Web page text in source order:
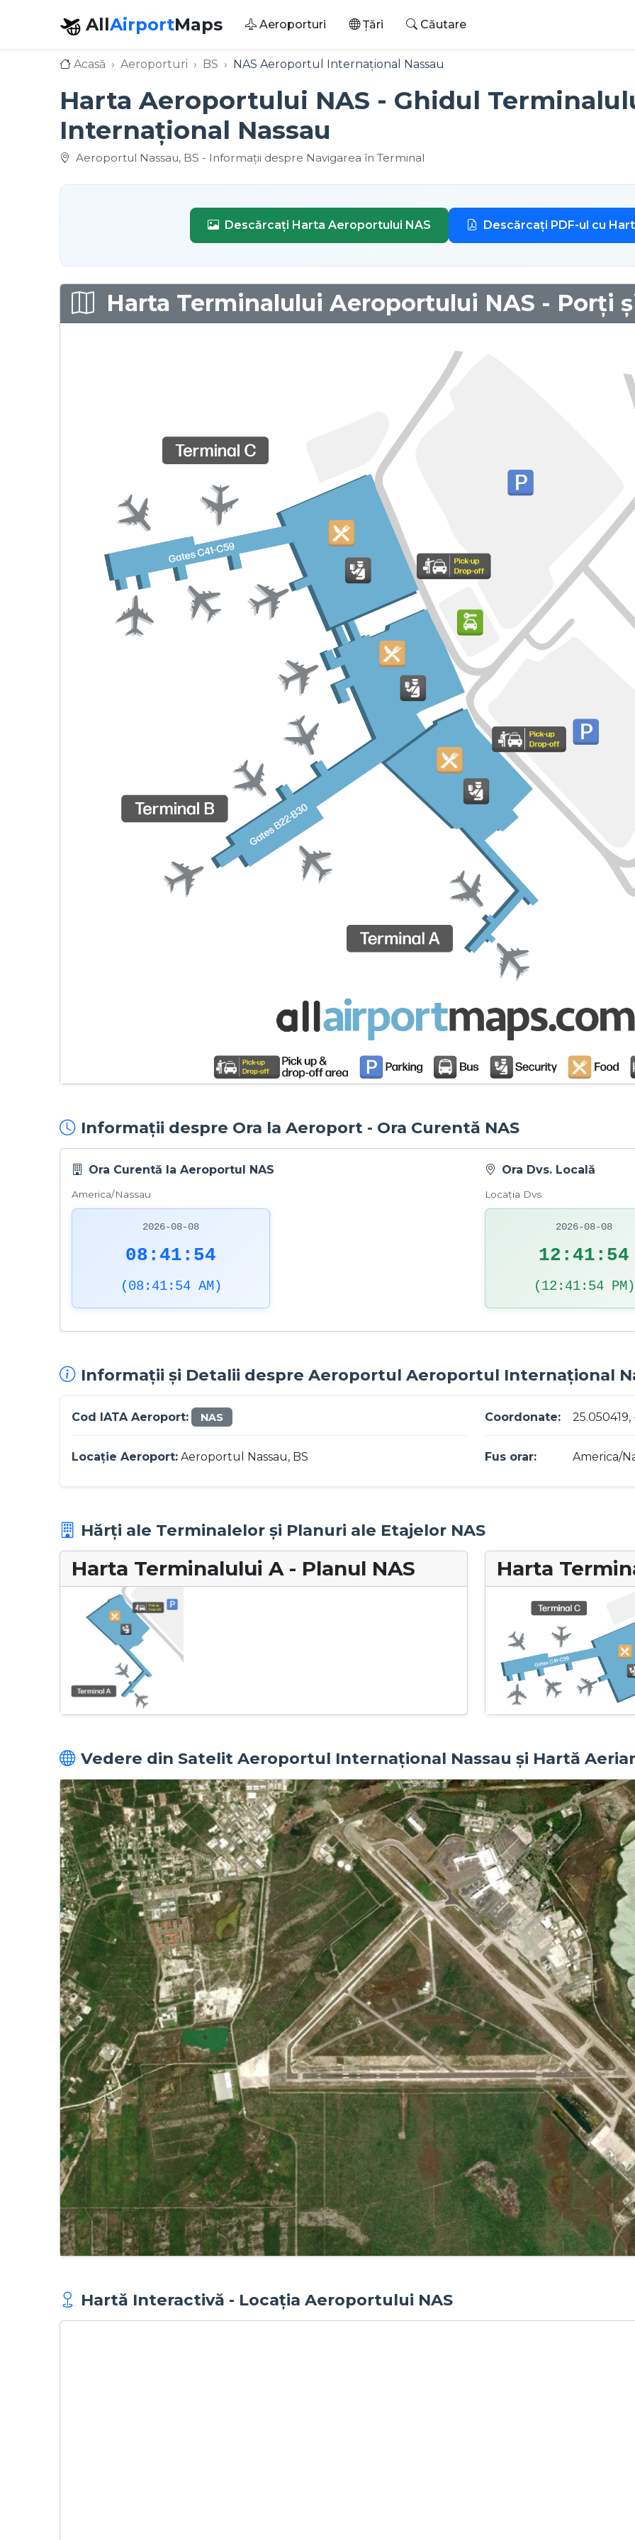
AllAirportMaps Aeroporturi Țări Căutare
Acasă Aeroporturi BS NAS Aeroportul Internațional Nassau
Harta Aeroportului NAS - Ghidul
Internațional Nassau
Aeroportul Nassau, BS - Informații despre Navigarea în Terminal
Descărcați Harta Aeroportului NAS Descărcați PDF-ul cu
Harta Terminalului Aeroportului NAS - Porți
Informații despre Ora la Aeroport - Ora Curentă NAS
Ora Curentă la Aeroportul NAS
America/Nassau
2026-08-08
08:41:55
(08:41:55 AM)
Ora Dvs. Locală
Locația Dvs.
2026-08-08
12:41:55
(12:41:55 PM)
Informații și Detalii despre Aeroportul Aeroportul Internațional
Cod IATA Aeroport: NAS
Locație Aeroport: Aeroportul Nassau, BS
Coordonate:
Fus orar: America/
Hărți ale Terminalelor și Planuri ale Etajelor NAS
Harta Terminalului A - Planul NAS Harta
Vedere din Satelit Aeroportul Internațional Nassau și Hartă
Hartă Interactivă - Locația Aeroportului NAS